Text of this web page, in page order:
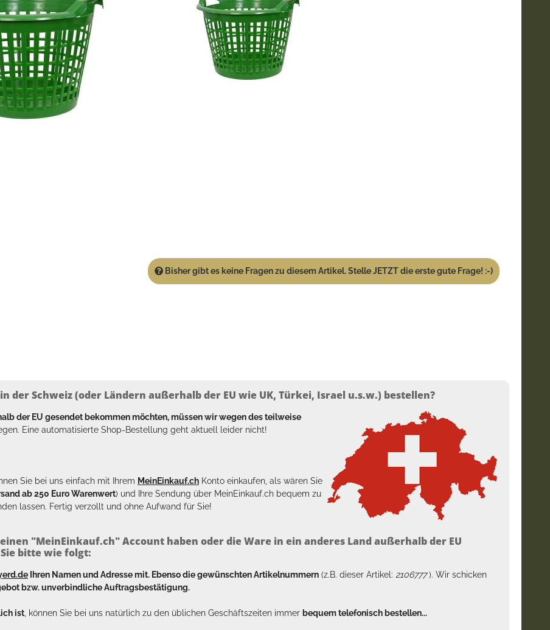
Bisher gibt es keine Fragen zu diesem Artikel. Stelle JETZT die erste gute Frage! :-)
der Schweiz (oder Ländern außerhalb der EU wie UK, Türkei, Israel u.s.w.) bestellen?
der EU gesendet bekommen möchten, müssen wir wegen des teilweise
Eine automatisierte Shop-Bestellung geht aktuell leider nicht!
Sie bei uns einfach mit Ihrem MeinEinkauf.ch Konto einkaufen, als wären Sie
ab 250 Euro Warenwert) und Ihre Sendung über MeinEinkauf.ch bequem zu
lassen. Fertig verzollt und ohne Aufwand für Sie!
"MeinEinkauf.ch" Account haben oder die Ware in ein anderes Land außerhalb der EU
bitte wie folgt:
Ihren Namen und Adresse mit. Ebenso die gewünschten Artikelnummern (z.B. dieser Artikel: 2106777). Wir schicken
bzw. unverbindliche Auftragsbestätigung.
ist , können Sie bei uns natürlich zu den üblichen Geschäftszeiten immer bequem telefonisch bestellen...